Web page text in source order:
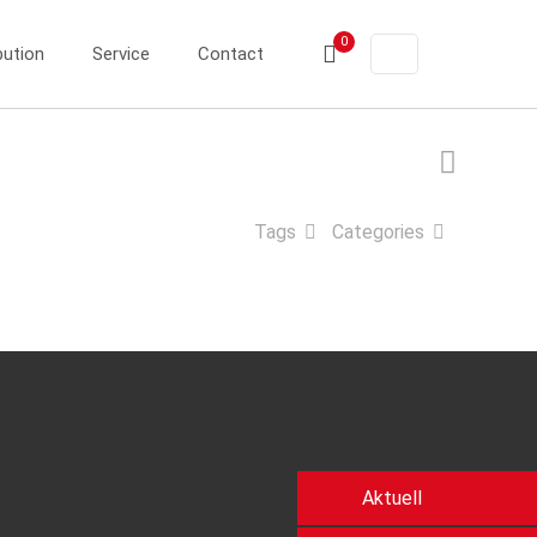
Service Contact
0
Categories
Tags
Aktuell